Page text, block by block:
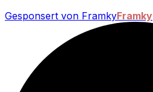
Gesponsert von FramkyFramky